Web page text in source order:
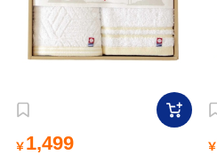
￥ 1,499 ￥